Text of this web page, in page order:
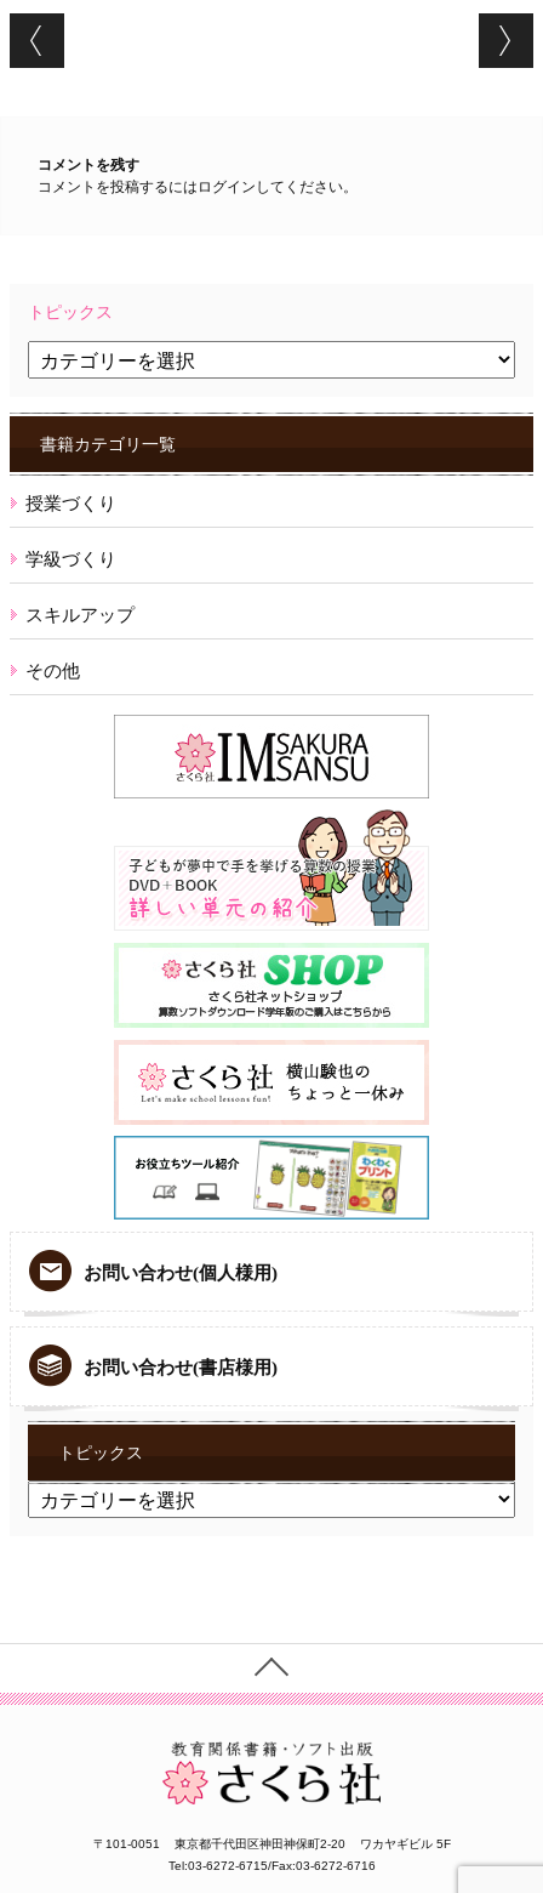
Post navigation
コメントを残す
コメントを投稿するには ログイン してください。
トピックス
ク
ス書籍カテゴリ一覧
授業づくり
学級づくり
スキルアップ
その他
お問い合わせ(個人様用)
お問い合わせ(書店様用)
トピックス
ト
〒101-0051 東京都千代田区神田神保町2-20
ワカヤギビル 5F
Tel:03-6272-6715/Fax:03-6272-6716